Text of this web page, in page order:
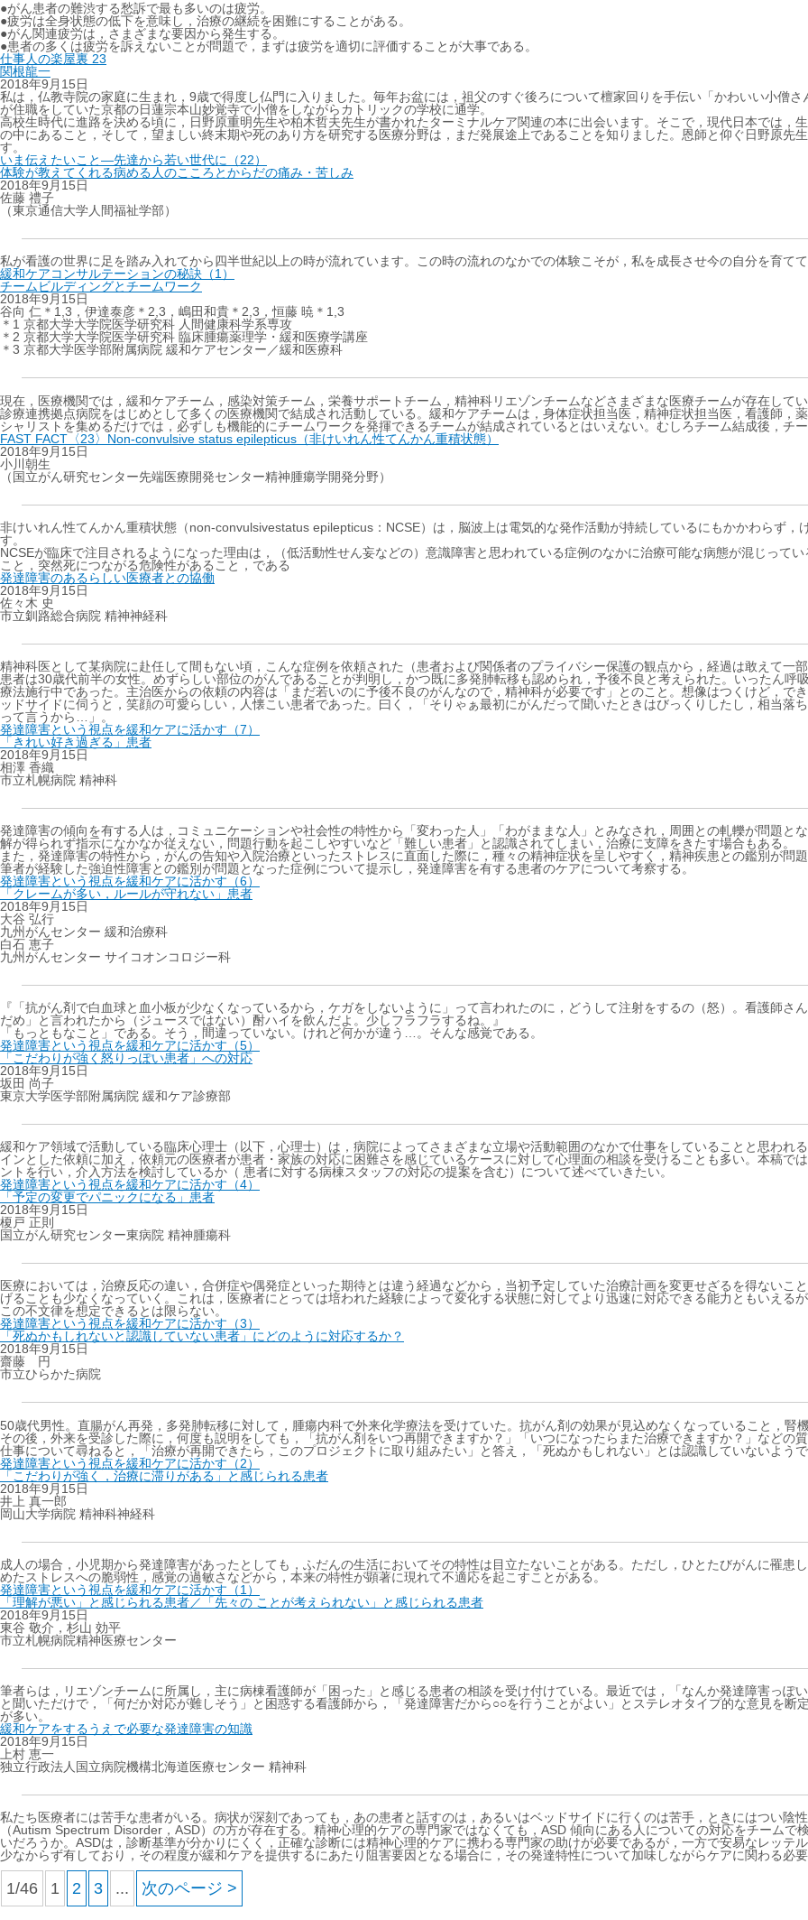
●がん患者の難渋する愁訴で最も多いのは疲労。
●疲労は全身状態の低下を意味し，治療の継続を困難にすることがある。
●がん関連疲労は，さまざまな要因から発生する。
●患者の多くは疲労を訴えないことが問題で，まずは疲労を適切に評価することが大事である。
仕事人の楽屋裏 23
関根龍一
2018年9月15日
私は，仏教寺院の家庭に生まれ，9歳で得度し仏門に入りました。毎年お盆には，祖父のすぐ後ろについて檀家回りを手伝い「かわいい小僧
が住職をしていた京都の日蓮宗本山妙覚寺で小僧をしながらカトリックの学校に通学。
高校生時代に進路を決める頃に，日野原重明先生や柏木哲夫先生が書かれたターミナルケア関連の本に出会います。そこで，現代日本では，
の中にあること，そして，望ましい終末期や死のあり方を研究する医療分野は，まだ発展途上であることを知りました。恩師と仰ぐ日野原先
す。
いま伝えたいこと―先達から若い世代に（22）
体験が教えてくれる病める人のこころとからだの痛み・苦しみ
2018年9月15日
佐藤 禮子
（東京通信大学人間福祉学部）
私が看護の世界に足を踏み入れてから四半世紀以上の時が流れています。この時の流れのなかでの体験こそが，私を成長させ今の自分を育て
緩和ケアコンサルテーションの秘訣（1）
チームビルディングとチームワーク
2018年9月15日
谷向 仁＊1,3，伊達泰彦＊2,3，嶋田和貴＊2,3，恒藤 暁＊1,3
＊1 京都大学大学院医学研究科 人間健康科学系専攻
＊2 京都大学大学院医学研究科 臨床腫瘍薬理学・緩和医療学講座
＊3 京都大学医学部附属病院 緩和ケアセンター／緩和医療科
現在，医療機関では，緩和ケアチーム，感染対策チーム，栄養サポートチーム，精神科リエゾンチームなどさまざまな医療チームが存在して
診療連携拠点病院をはじめとして多くの医療機関で結成され活動している。緩和ケアチームは，身体症状担当医，精神症状担当医，看護師，
シャリストを集めるだけでは，必ずしも機能的にチームワークを発揮できるチームが結成されているとはいえない。むしろチーム結成後，チ
FAST FACT〈23〉Non-convulsive status epilepticus（非けいれん性てんかん重積状態）
2018年9月15日
小川朝生
（国立がん研究センター先端医療開発センター精神腫瘍学開発分野）
非けいれん性てんかん重積状態（non-convulsivestatus epilepticus：NCSE）は，脳波上は電気的な発作活動が持続しているにもかかわらず
す。
NCSEが臨床で注目されるようになった理由は，（低活動性せん妄などの）意識障害と思われている症例のなかに治療可能な病態が混じって
こと，突然死につながる危険性があること，である
発達障害のあるらしい医療者との協働
2018年9月15日
佐々木 史
市立釧路総合病院 精神神経科
精神科医として某病院に赴任して間もない頃，こんな症例を依頼された（患者および関係者のプライバシー保護の観点から，経過は敢えて一
患者は30歳代前半の女性。めずらしい部位のがんであることが判明し，かつ既に多発肺転移も認められ，予後不良と考えられた。いったん
療法施行中であった。主治医からの依頼の内容は「まだ若いのに予後不良のがんなので，精神科が必要です」とのこと。想像はつくけど，
ッドサイドに伺うと，笑顔の可愛らしい，人懐こい患者であった。曰く，「そりゃぁ最初にがんだって聞いたときはびっくりしたし，相当
って言うから…」。
発達障害という視点を緩和ケアに活かす（7）
「きれい好き過ぎる」患者
2018年9月15日
相澤 香織
市立札幌病院 精神科
発達障害の傾向を有する人は，コミュニケーションや社会性の特性から「変わった人」「わがままな人」とみなされ，周囲との軋轢が問題と
解が得られず指示になかなか従えない，問題行動を起こしやすいなど「難しい患者」と認識されてしまい，治療に支障をきたす場合もある。
また，発達障害の特性から，がんの告知や入院治療といったストレスに直面した際に，種々の精神症状を呈しやすく，精神疾患との鑑別が問
筆者が経験した強迫性障害との鑑別が問題となった症例について提示し，発達障害を有する患者のケアについて考察する。
発達障害という視点を緩和ケアに活かす（6）
「クレームが多い，ルールが守れない」患者
2018年9月15日
大谷 弘行
九州がんセンター 緩和治療科
白石 恵子
九州がんセンター サイコオンコロジー科
『「抗がん剤で白血球と血小板が少なくなっているから，ケガをしないように」って言われたのに，どうして注射をするの（怒）。看護師
だめ」と言われたから（ジュースではない）酎ハイを飲んだよ。少しフラフラするね。』
「もっともなこと」である。そう，間違っていない。けれど何かが違う…。そんな感覚である。
発達障害という視点を緩和ケアに活かす（5）
「こだわりが強く怒りっぽい患者」への対応
2018年9月15日
坂田 尚子
東京大学医学部附属病院 緩和ケア診療部
緩和ケア領域で活動している臨床心理士（以下，心理士）は，病院によってさまざまな立場や活動範囲のなかで仕事をしていることと思われ
インとした依頼に加え，依頼元の医療者が患者・家族の対応に困難さを感じているケースに対して心理面の相談を受けることも多い。本稿
ントを行い，介入方法を検討しているか（ 患者に対する病棟スタッフの対応の提案を含む）について述べていきたい。
発達障害という視点を緩和ケアに活かす（4）
「予定の変更でパニックになる」患者
2018年9月15日
榎戸 正則
国立がん研究センター東病院 精神腫瘍科
医療においては，治療反応の違い，合併症や偶発症といった期待とは違う経過などから，当初予定していた治療計画を変更せざるを得ない
げることも少なくなっていく。これは，医療者にとっては培われた経験によって変化する状態に対してより迅速に対応できる能力ともいえ
この不文律を想定できるとは限らない。
発達障害という視点を緩和ケアに活かす（3）
「死ぬかもしれないと認識していない患者」にどのように対応するか？
2018年9月15日
齋藤 円
市立ひらかた病院
50歳代男性。直腸がん再発，多発肺転移に対して，腫瘍内科で外来化学療法を受けていた。抗がん剤の効果が見込めなくなっていること，
その後，外来を受診した際に，何度も説明をしても，「抗がん剤をいつ再開できますか？」「いつになったらまた治療できますか？」などの
仕事について尋ねると，「治療が再開できたら，このプロジェクトに取り組みたい」と答え，「死ぬかもしれない」とは認識していないよう
発達障害という視点を緩和ケアに活かす（2）
「こだわりが強く，治療に滞りがある」と感じられる患者
2018年9月15日
井上 真一郎
岡山大学病院 精神科神経科
成人の場合，小児期から発達障害があったとしても，ふだんの生活においてその特性は目立たないことがある。ただし，ひとたびがんに罹
めたストレスへの脆弱性，感覚の過敏さなどから，本来の特性が顕著に現れて不適応を起こすことがある。
発達障害という視点を緩和ケアに活かす（1）
「理解が悪い」と感じられる患者／「先々の ことが考えられない」と感じられる患者
2018年9月15日
東谷 敬介，杉山 効平
市立札幌病院精神医療センター
筆者らは，リエゾンチームに所属し，主に病棟看護師が「困った」と感じる患者の相談を受け付けている。最近では，「なんか発達障害っ
と聞いただけで，「何だか対応が難しそう」と困惑する看護師から，「発達障害だから○○を行うことがよい」とステレオタイプ的な意見を
が多い。
緩和ケアをするうえで必要な発達障害の知識
2018年9月15日
上村 恵一
独立行政法人国立病院機構北海道医療センター 精神科
私たち医療者には苦手な患者がいる。病状が深刻であっても，あの患者と話すのは，あるいはベッドサイドに行くのは苦手，ときにはつい陰
（Autism Spectrum Disorder，ASD）の方が存在する。精神心理的ケアの専門家ではなくても，ASD 傾向にある人についての対応をチーム
いだろうか。ASDは，診断基準が分かりにくく，正確な診断には精神心理的ケアに携わる専門家の助けが必要であるが，一方で安易なレッ
少なからず有しており，その程度が緩和ケアを提供するにあたり阻害要因となる場合に，その発達特性について加味しながらケアに関わる必
1/46 1 2 3 ... 次のページ >